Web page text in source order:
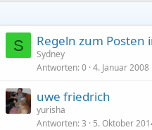
S Regeln zum
Sydney
Antworten 0 4. Januar 2008
uwe friedrich
yurisha
Antworten 3 5. Oktober